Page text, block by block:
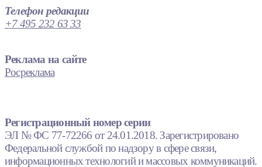
Телефон редакции
+7 495 232 63 33
Реклама на сайте
Росреклама
Регистрационный номер серии
ЭЛ № ФС 77-72266 от 24.01.2018. Зарегистрировано
Федеральной службой по надзору в сфере связи,
информационных технологий и массовых коммуникаций.